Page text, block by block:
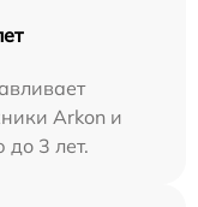
Arkon и
до 3 лет.